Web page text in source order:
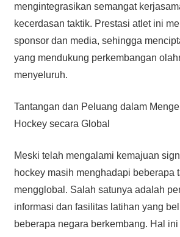
mengintegrasikan semangat
kecerdasan taktik. Prestasi atlet ini
sponsor dan media, sehingga
yang mendukung perkembangan
menyeluruh.
Tantangan dan Peluang dalam
Hockey secara Global
Meski telah mengalami kemajuan
hockey masih menghadapi beberapa
mengglobal. Salah satunya adalah
informasi dan fasilitas latihan yang
beberapa negara berkembang. Hal